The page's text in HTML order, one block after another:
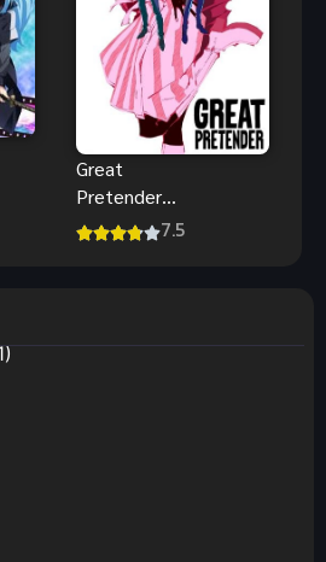
Great
Pretender
(2020) ยอด7.5